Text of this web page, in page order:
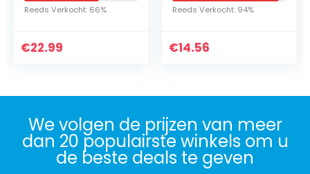
Universele
Winter Winddicht
Reeds Verkocht: 66%
€22.99
Reeds Verkocht: 94%
€14.56
We volgen de prijzen van meer
dan 20 populairste winkels om u
de beste deals te geven